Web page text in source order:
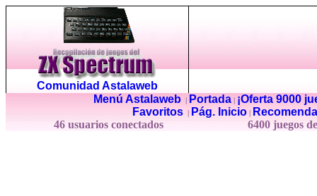
Comunidad Astalaweb
Menú Astalaweb| Portada|
¡Oferta 9000
Favoritos
Pág. Inicio
46 usuarios conectados
6400 juegos